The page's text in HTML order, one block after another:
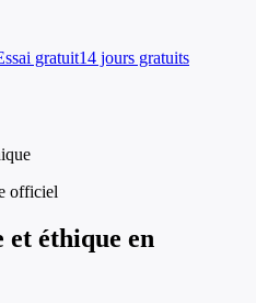
gratuit14 jours gratuits
officiel
et éthique en